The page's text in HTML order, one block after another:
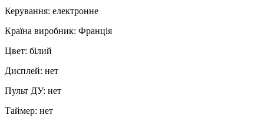
Керування: електронне
Країна виробник: Франція
Цвет: білий
Дисплей: нет
Пульт ДУ: нет
Таймер: нет